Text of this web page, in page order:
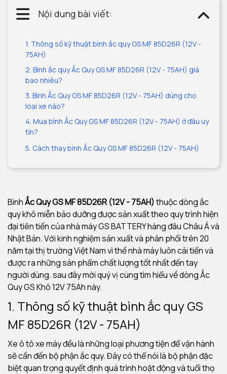
Nội dung bài viết:
1. Thông số kỹ thuật bình ắc quy GS MF 85D26R (12V -
75AH)
2. Bình ắc quy Ắc Quy GS MF 85D26R (12V - 75AH) giá
bao nhiêu?
3. Bình Ắc Quy GS MF 85D26R (12V - 75AH) dùng cho
loại xe nào?
4. Mua bình Ắc Quy GS MF 85D26R (12V - 75AH) ở đâu uy
tín?
5. Cách thay bình Ắc Quy GS MF 85D26R (12V - 75AH)
BìnhẮc Quy GS MF 85D26R (12V - 75AH)thuộc dòng ắc
quy khô miễn bảo dưỡng được sản xuất theo quy trình hiện
đại tiên tiến của nhà máy GS BATTERY hàng đâu Châu Á và
Nhật Bản. Với kinh nghiệm sản xuất và phân phối trên 20
năm tại thị trường Việt Nam vì thế nhà máy luôn cải tiến và
được ra những sản phẩm chất lượng tốt nhất đến tay
người dùng. sau đây mời quý vị cùng tìm hiểu về dòng Ắc
Quy GS Khô 12V 75Ah này.
1. Thông số kỹ thuật bình ắc quy GS
MF 85D26R (12V - 75AH)
Xe ô tô xe máy đều là những loại phương tiện để vận hành
sẽ cần đến bộ phận ắc quy. Đây có thể nói là bộ phận đặc
biệt quan trọng quyết định quá trình hoặt động và tuổi thọ